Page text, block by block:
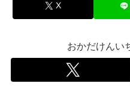
X
おかだけんい